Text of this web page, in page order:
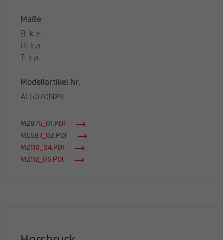
Maße
B: k.a.
H: k.a.
T: k.a.
Modellartikel Nr.
AL607.0NX9
M2876_01.PDF
ME687_02.PDF
MZ110_04.PDF
MZ112_06.PDF